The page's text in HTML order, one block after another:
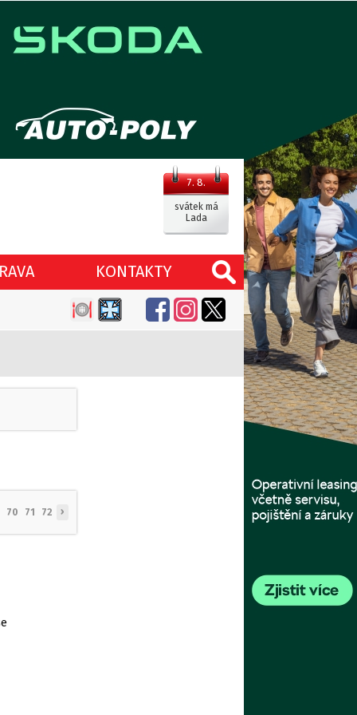
7. 8.
svátek má
Lada
KONTAKTY
70 71 72 ›